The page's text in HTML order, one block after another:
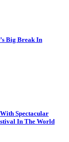
Big Break In
Spectacular
In The World